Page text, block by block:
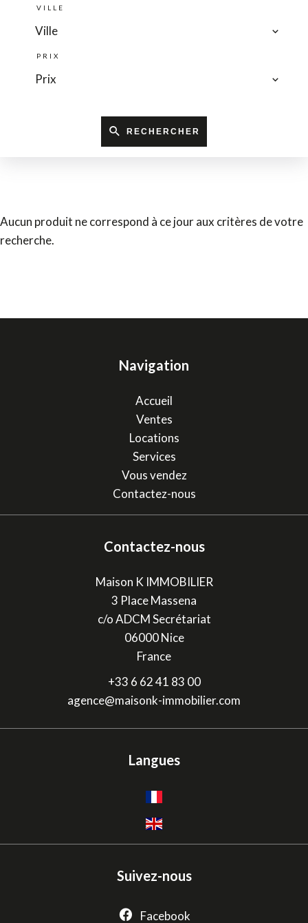
VILLE
Ville
PRIX
Prix
RECHERCHER
Aucun produit ne correspond à ce jour aux critères de votre
recherche.
Navigation
Accueil
Ventes
Locations
Services
Vous vendez
Contactez-nous
Contactez-nous
Maison K IMMOBILIER
3 Place Massena
c/o ADCM Secrétariat
06000Nice
France
+33 6 62 41 83 00
agence@maisonk-immobilier.com
Langues
Suivez-nous
Facebook